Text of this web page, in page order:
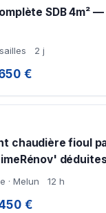
SDB 4m²
2 j
€
chaudière fioul
· Melun 12 h
€